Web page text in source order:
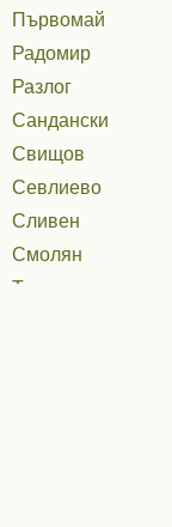
Първомай
Радомир
Разлог
Сандански
Свищов
Севлиево
Сливен
Смолян
Тервел